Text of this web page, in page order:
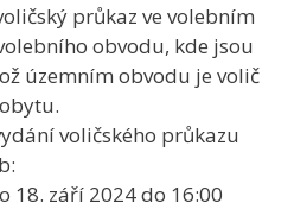
průkaz ve volebním
obvodu, kde jsou
územním obvodu je volič
voličského průkazu
18. září 2024 do 16:00